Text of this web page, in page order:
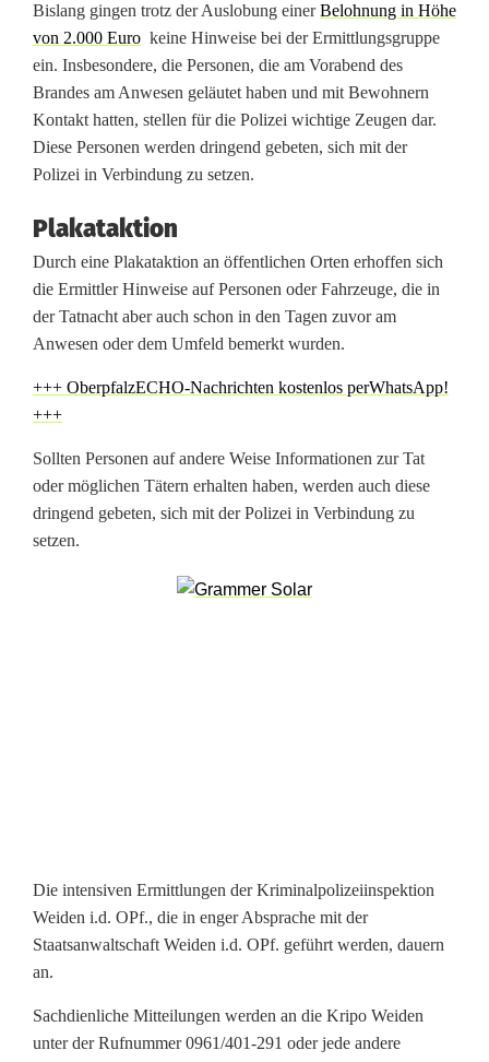
y
l
b
e
w
e
r
b
e
r
n
t
P
l
a
k
a
Bislang gingen trotz der Auslobung einerBelohnung in Höhe
von 2.000 Euro keine Hinweise bei der Ermittlungsgruppe
ein. Insbesondere, die Personen, die am Vorabend des
Brandes am Anwesen geläutet haben und mit Bewohnern
Kontakt hatten, stellen für die Polizei wichtige Zeugen dar.
Diese Personen werden dringend gebeten, sich mit der
Polizei in Verbindung zu setzen.
Plakataktion
Durch eine Plakataktion an öffentlichen Orten erhoffen sich
die Ermittler Hinweise auf Personen oder Fahrzeuge, die in
der Tatnacht aber auch schon in den Tagen zuvor am
Anwesen oder dem Umfeld bemerkt wurden.
+++ OberpfalzECHO-Nachrichten kostenlos perWhatsApp!
+++
Sollten Personen auf andere Weise Informationen zur Tat
oder möglichen Tätern erhalten haben, werden auch diese
dringend gebeten, sich mit der Polizei in Verbindung zu
setzen.
Die intensiven Ermittlungen der Kriminalpolizeiinspektion
Weiden i.d. OPf., die in enger Absprache mit der
Staatsanwaltschaft Weiden i.d. OPf. geführt werden, dauern
an.
Sachdienliche Mitteilungen werden an die Kripo Weiden
unter der Rufnummer 0961/401-291 oder jede andere